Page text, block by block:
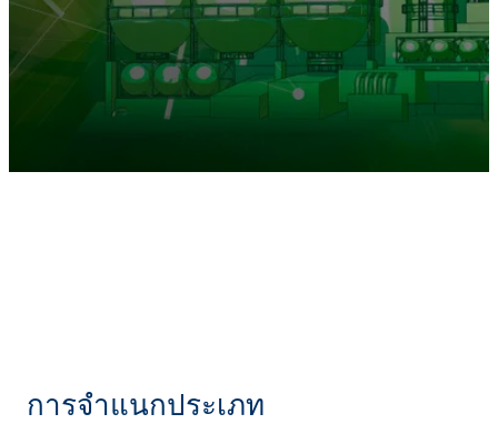
การจำแนกประเภท